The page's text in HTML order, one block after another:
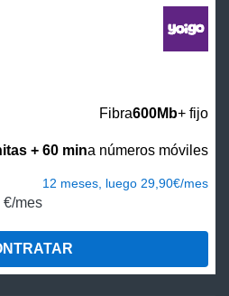
Fibra600Mb+ fijo
+ 60 mina números móviles
€/mes
12 meses, luego 29,90€/mes